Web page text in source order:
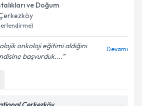
ve Doğum
onkoloji eğitimi aldığını
başvurduk....
Devamı